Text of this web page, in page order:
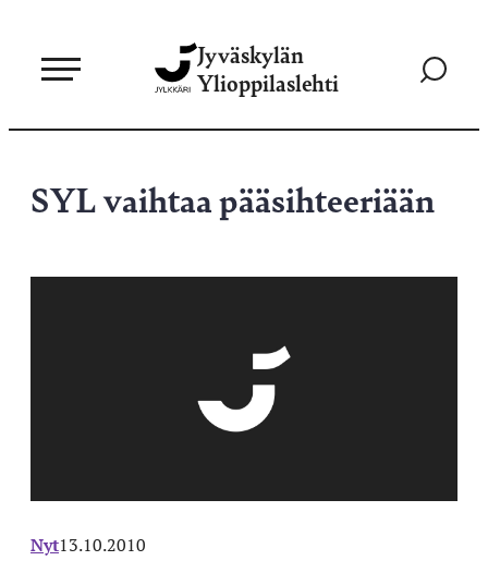
sisältöön
Jyväskylän
Ylioppilaslehti
Siirry
SYL vaihtaa pääsihteeriään
Nyt13.10.2010